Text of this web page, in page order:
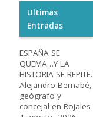
Ultimas
Entradas
ESPAÑA SE
QUEMA…Y LA
HISTORIA SE REPITE.
Alejandro Bernabé,
geógrafo y
concejal en Rojales